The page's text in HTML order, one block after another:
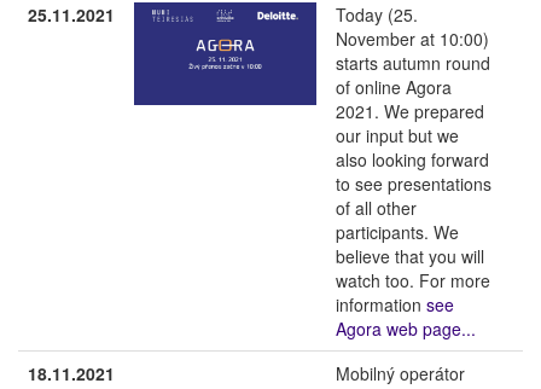
25.11.2021
Today (25.
November at 10:00)
starts autumn round
of online Agora
2021. We prepared
our input but we
also looking forward
to see presentations
of all other
participants. We
believe that you will
watch too. For more
information see
Agora web page...
18.11.2021
Mobilný operátor